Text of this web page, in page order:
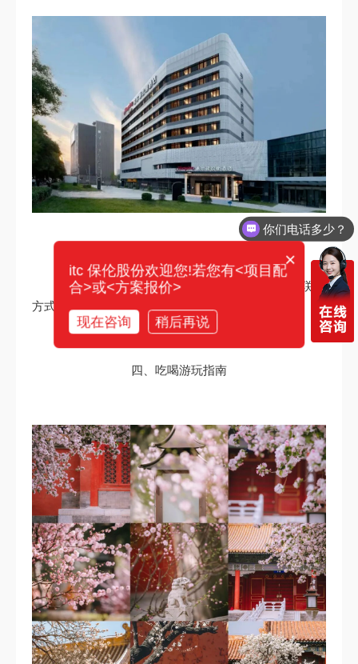
距离国家会议中心4.2公里，步打车约15分钟，联系
方式：010-62623666
四、吃喝游玩指南
需要产品报价
×
itc 保伦股份欢迎您!若您有<项目配
合>或<方案报价>
现在咨询 稍后再说